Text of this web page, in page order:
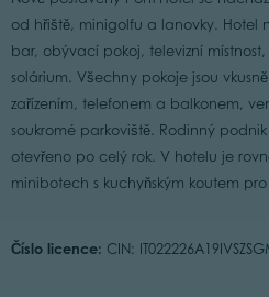
od hřiště, minigolfu a lanovky. Hotel
bar, obývací pokoj, televizní
solárium. Všechny pokoje jsou
zařízením, telefonem a balkonem,
soukromé parkoviště. Rodinný
otevřeno po celý rok. V hotelu je
minibotech s kuchyňským koutem
Číslo licence: CIN: